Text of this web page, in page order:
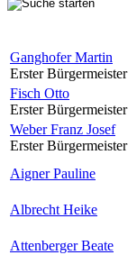
Ganghofer Martin
Erster Bürgermeister
Fisch Otto
Erster Bürgermeister
Weber Franz Josef
Erster Bürgermeister
Aigner Pauline
Albrecht Heike
Attenberger Beate